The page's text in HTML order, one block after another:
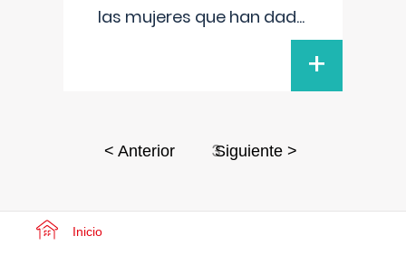
las mujeres que han dad...
+
< Anterior 3Siguiente >
Inicio